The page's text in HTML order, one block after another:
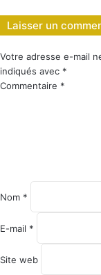
Laisser un
Votre adresse e-mail
indiqués avec *
Commentaire *
Nom *
E-mail *
Site web